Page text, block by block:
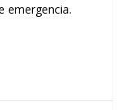
emergencia.